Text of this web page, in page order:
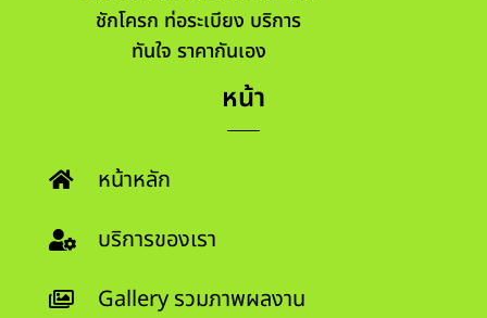
ชักโครก ท่อระเบียง บริการ
ทันใจ ราคากันเอง
หน้า
หน้าหลัก
บริการของเรา
Gallery รวมภาพผลงาน